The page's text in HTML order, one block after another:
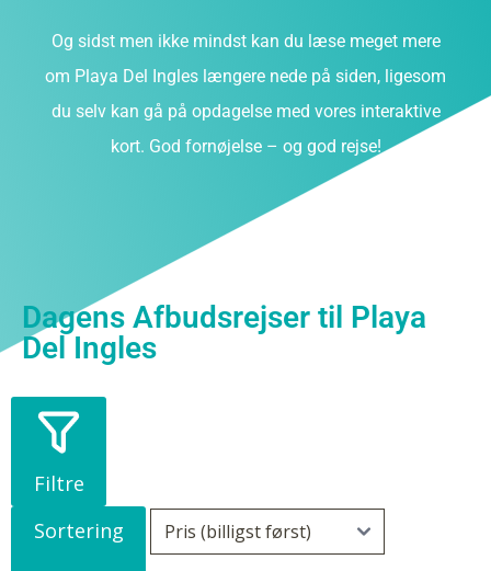
Og sidst men ikke mindst kan du læse meget mere
om Playa Del Ingles længere nede på siden, ligesom
du selv kan gå på opdagelse med vores interaktive
kort. God fornøjelse – og god rejse!
Dagens Afbudsrejser til Playa
Del Ingles
Filtre
Sortering